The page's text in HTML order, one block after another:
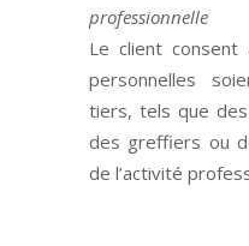
professionnelle
Le client
personnelles
tiers, tels que
des greffiers ou
de l’activité